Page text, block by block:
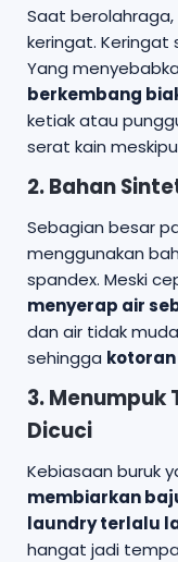
Saat
keringat. Keringat
Yang
berkembang
ketiak atau
serat kain
2. Bahan
Sebagian besar
menggunakan
spandex. Meski
menyerap air
dan air tidak
sehingga
3. Menumpuk
Dicuci
Kebiasaan buruk
membiarkan
laundry terlalu
hangat jadi